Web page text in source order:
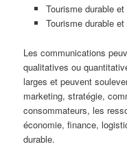
Tourisme durable
Tourisme durable
Les communications
qualitatives ou
larges et peuvent
marketing, stratégie,
consommateurs, les
économie, finance,
durable.